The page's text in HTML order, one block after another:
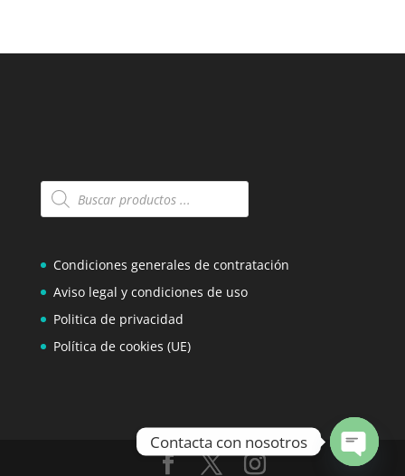
Búsqueda
de
Condiciones generales de contratación
Aviso legal y condiciones de uso
Politica de privacidad
Política de cookies (UE)
Contacta con nosotros